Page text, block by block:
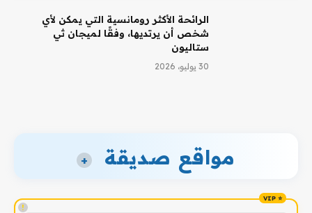
الرائحة الأكثر رومانسية التي يمكن لأي
شخص أن يرتديها، وفقًا لميجان ثي
ستاليون
30 يوليو، 2026
مواقع صديقة +
!